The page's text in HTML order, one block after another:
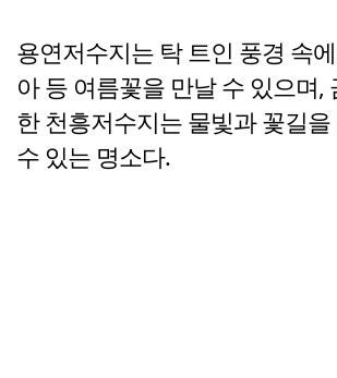
용연저수지는 탁 트인 풍경 속
아 등 여름꽃을 만날 수 있으며,
한 천흥저수지는 물빛과 꽃길
수 있는 명소다.